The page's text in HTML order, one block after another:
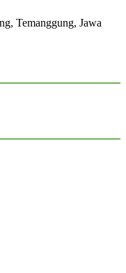
Temanggung, Jawa